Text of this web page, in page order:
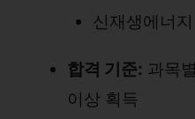
신재생에너
합격 기준: 과목
이상 획득